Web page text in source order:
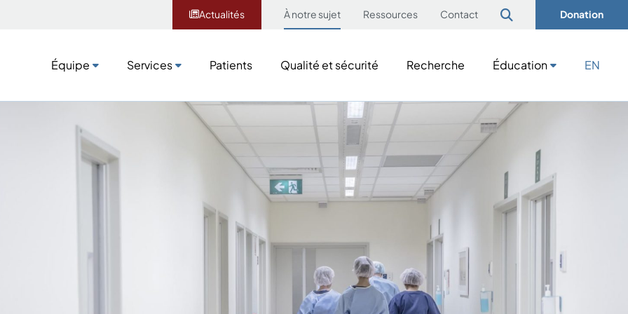
Actualités À notre sujet Ressources Contact Donation
Équipe
Services Patients Qualité et sécurité Recherche Éducation EN